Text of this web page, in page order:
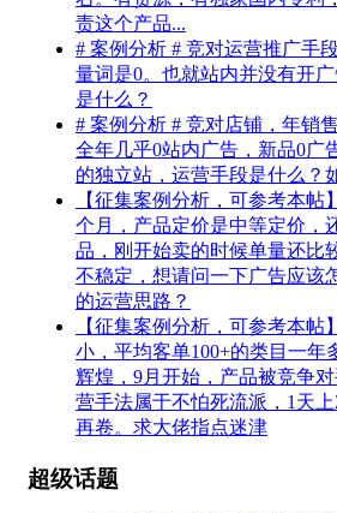
责这个产品...
# 案例分析 # 竞对运营推广手
量词是0。也就站内并没有开
是什么？
# 案例分析 # 竞对店铺，年销
全年几乎0站内广告，新品0广
的独立站，运营手段是什么？
【征集案例分析，可参考本帖
个月，产品定价是中等定价，
品，刚开始卖的时候单量还比
不稳定，想请问一下广告应该
的运营思路？
【征集案例分析，可参考本帖
小，平均客单100+的类目一年
辉煌，9月开始，产品被竞争
营手法属于不怕死流派，1天
再卷。求大佬指点迷津
超级话题